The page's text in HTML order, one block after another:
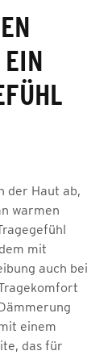
der Haut ab,
warmen
mit
auch bei
einem
das für